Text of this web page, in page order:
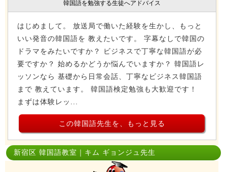
韓国語を勉強する生徒へアドバイス
はじめまして。 放送局で働いた経験を生かし、もっと
いい発音の韓国語を 教えたいです。 字幕なしで韓国の
ドラマをみたいですか？ ビジネスで丁寧な韓国語が必
要ですか？ 始めるかどうか悩んでいますか？ 韓国語レ
ッソンなら 基礎から日常会話、丁寧なビジネス韓国語
まで 教えています。 韓国語検定勉強も大歓迎です！
まずは体験レッ...
この韓国語先生を、もっと見る
新宿区 韓国語教室｜キム ギョンジュ先生